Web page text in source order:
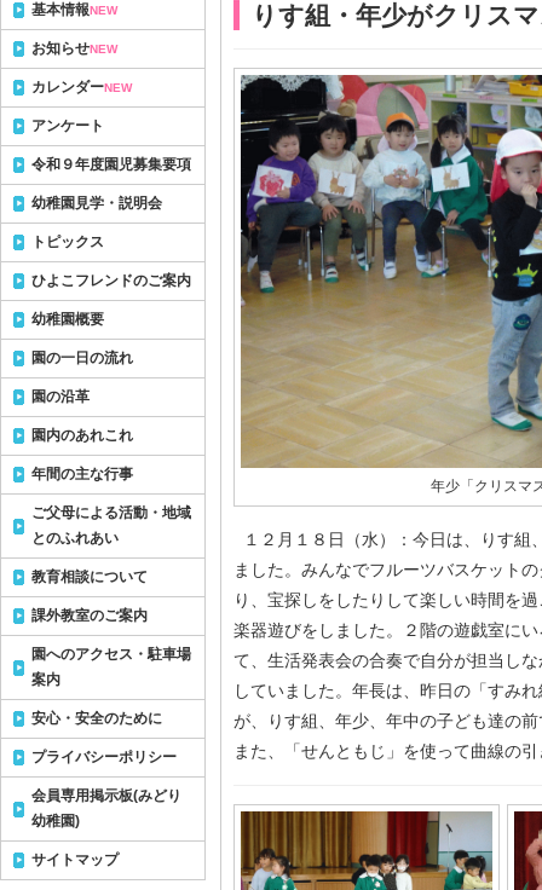
りす組・年少がクリス
年少「クリスマ
１２月１８日（水）：今日は、りす組
ました。みんなでフルーツバスケット
り、宝探しをしたりして楽しい時間を
楽器遊びをしました。２階の遊戯室に
て、生活発表会の合奏で自分が担当し
していました。年長は、昨日の「すみ
が、りす組、年少、年中の子ども達の
また、「せんともじ」を使って曲線の
基本情報NEW
お知らせNEW
カレンダーNEW
アンケート
令和９年度園児募集要項
幼稚園見学・説明会
トピックス
ひよこフレンドのご案内
幼稚園概要
園の一日の流れ
園の沿革
園内のあれこれ
年間の主な行事
ご父母による活動・地域
とのふれあい
教育相談について
課外教室のご案内
園へのアクセス・駐車場
案内
安心・安全のために
プライバシーポリシー
会員専用掲示板(みどり
幼稚園)
サイトマップ